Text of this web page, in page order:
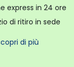
express in 24 ore
di ritiro in sede
di più